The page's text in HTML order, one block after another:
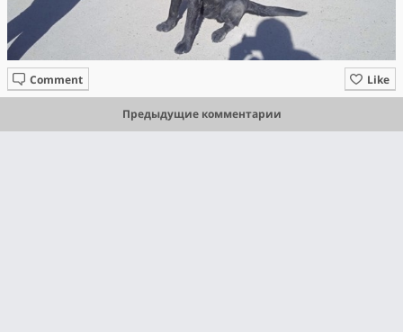
Like
Comment
Предыдущие комментарии